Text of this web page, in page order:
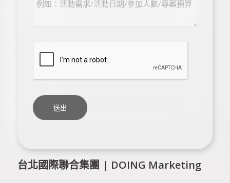
台北國際聯合集團 | DOING Marketing